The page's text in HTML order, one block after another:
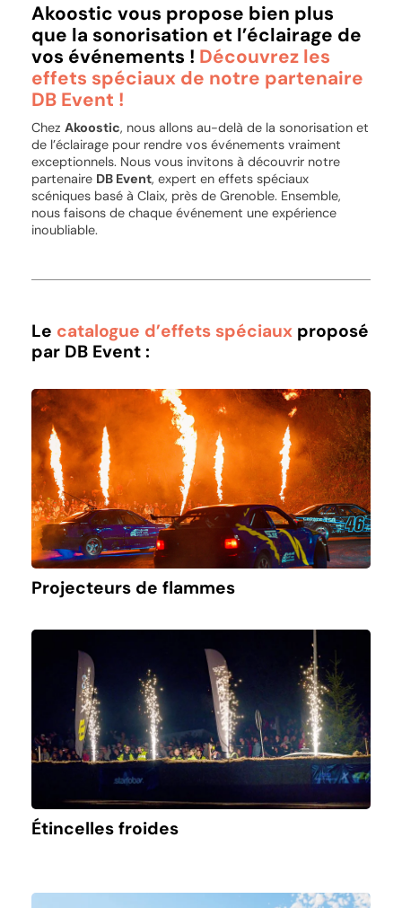
Akoostic vous propose bien plus
que la sonorisation et l’éclairage de
vos événements ! Découvrez les
effets spéciaux de notre partenaire
DB Event !
Chez Akoostic, nous allons au-delà de la sonorisation et
de l’éclairage pour rendre vos événements vraiment
exceptionnels. Nous vous invitons à découvrir notre
partenaire DB Event, expert en effets spéciaux
scéniques basé à Claix, près de Grenoble. Ensemble,
nous faisons de chaque événement une expérience
inoubliable.
Le catalogue d’effets spéciaux proposé
par DB Event :
Projecteurs de flammes
Étincelles froides